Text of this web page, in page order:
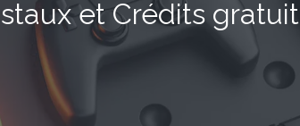
et Crédits gratuit